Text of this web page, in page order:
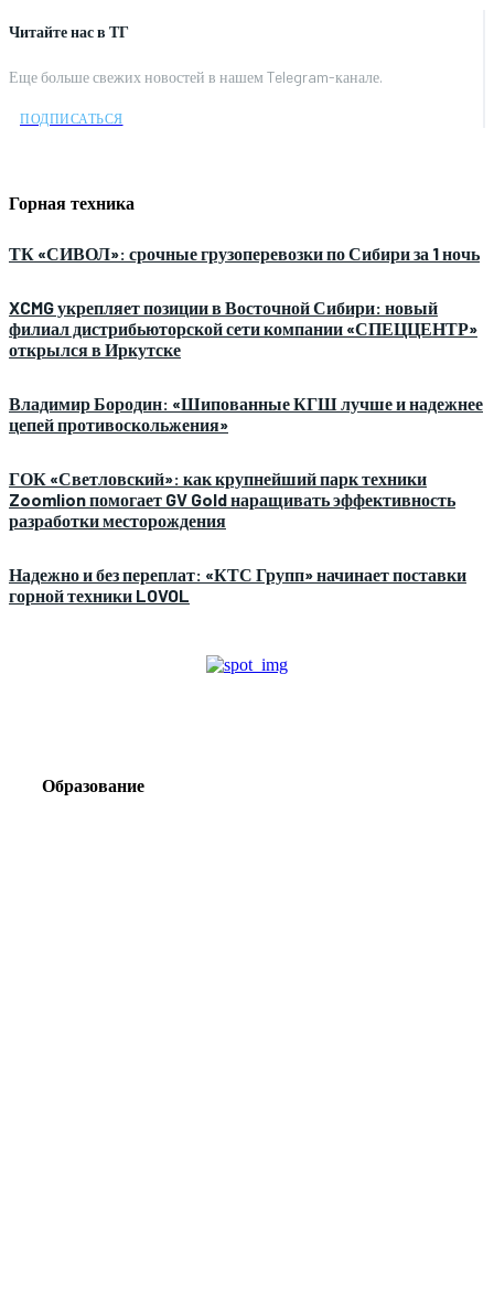
Читайте нас в ТГ
Еще больше свежих новостей в нашем Telegram-канале.
ПОДПИСАТЬСЯ
Горная техника
ТК «СИВОЛ»: срочные грузоперевозки по Сибири за 1 ночь
XCMG укрепляет позиции в Восточной Сибири: новый
филиал дистрибьюторской сети компании «СПЕЦЦЕНТР»
открылся в Иркутске
Владимир Бородин: «Шипованные КГШ лучше и надежнее
цепей противоскольжения»
ГОК «Светловский»: как крупнейший парк техники
Zoomlion помогает GV Gold наращивать эффективность
разработки месторождения
Надежно и без переплат: «КТС Групп» начинает поставки
горной техники LOVOL
Образование